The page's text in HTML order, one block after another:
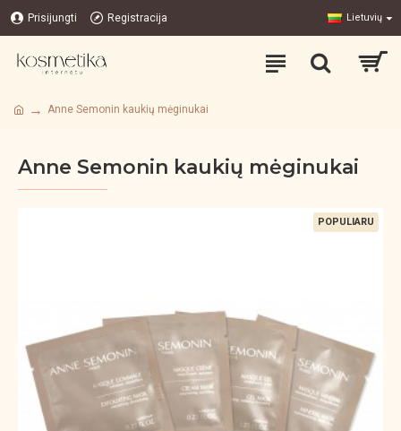
Prisijungti Registracija Lietuvių
Anne Semonin kaukių mėginukai
Anne Semonin kaukių mėginukai
POPULIARU